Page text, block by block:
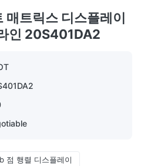
매트릭스 디스플레이
인 20S401DA2
점 행렬 디스플레이